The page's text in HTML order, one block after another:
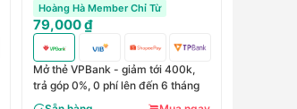
Hoàng Hà Member Chỉ Từ
79,000 ₫
Mở thẻ VPBank - giảm tới 400k,
trả góp 0%, 0 phí lên đến 6 tháng